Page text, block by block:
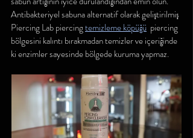
Antibakteriyel sabuna alternatif olarak geliştirilmiş
Piercing Lab piercing temizleme köpüğü
  piercing
bölgesini kalıntı bırakmadan temizler ve içeriğinde
ki enzimler sayesinde bölgede kuruma yapmaz.